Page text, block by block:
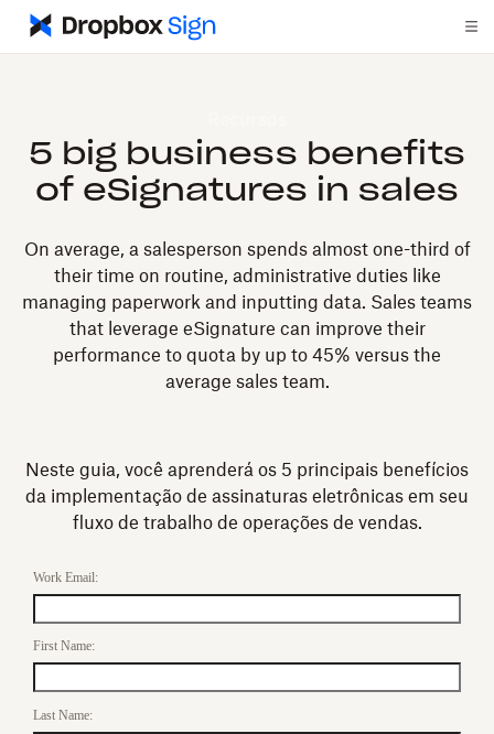
5 big business benefits
of eSignatures in sales
On average, a salesperson spends almost one-third of
their time on routine, administrative duties like
managing paperwork and inputting data. Sales teams
that leverage eSignature can improve their
performance to quota by up to 45% versus the
average sales team.
Neste guia, você aprenderá os 5 principais benefícios
da implementação de assinaturas eletrônicas em seu
fluxo de trabalho de operações de vendas.
Work Email:
First Name:
Last Name: